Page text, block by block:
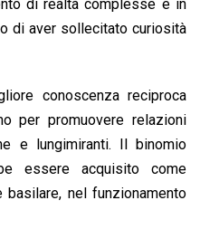
di realtà complesse e in
di aver sollecitato curiosità
conoscenza reciproca
per promuovere relazioni
e lungimiranti. Il binomio
essere acquisito come
nel funzionamento